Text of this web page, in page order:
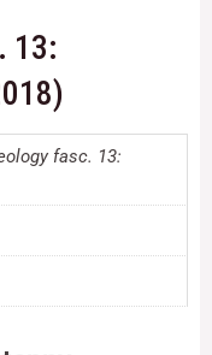
13:
fasc. 13:
mogli
jak strona